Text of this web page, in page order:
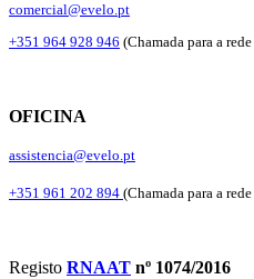
comercial@evelo.pt
+351 964 928 946 (Chamada para a
OFICINA
assistencia@evelo.pt
+351 961 202 894 (Chamada para a
Registo RNAAT nº 1074/2016